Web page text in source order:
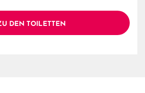
DEN TOILETTEN